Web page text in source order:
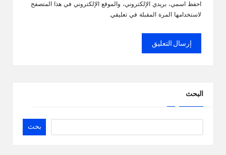
احفظ اسمي، بريدي الإلكتروني، والموقع الإلكتروني في هذا المتصفح
لاستخدامها المرة المقبلة في تعليقي.
البحث
بحث